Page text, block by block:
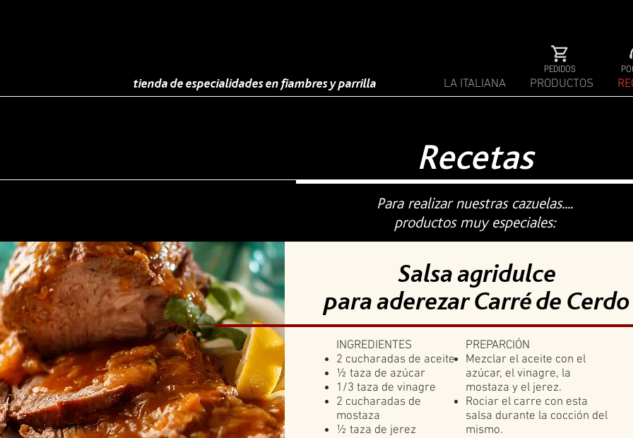
tienda de especialidades en fiambres y parrilla
PEDIDOS
LA ITALIANA PRODUCTOS
Recetas
Para realizar nuestras cazuelas....
productos muy especiales:
Salsa agridulce
para aderezar Carré de Cerdo
INGREDIENTES
2 cucharadas de aceite
½ taza de azúcar
1/3 taza de vinagre
2 cucharadas de
mostaza
½ taza de jerez
PREPARCIÓN
Mezclar el aceite con el
azúcar, el vinagre, la
mostaza y el jerez.
Rociar el carre con esta
salsa durante la cocción del
mismo.